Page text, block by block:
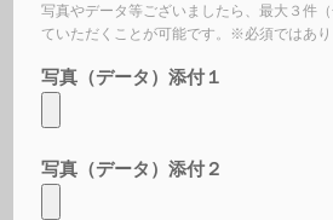
写真やデータ等ございましたら、最大３件
ていただくことが可能です。※必須ではあ
写真（データ）添付１
写真（データ）添付２